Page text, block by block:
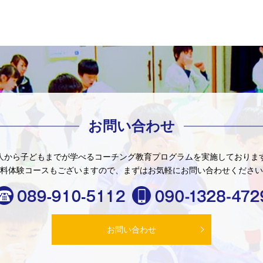
お問い合わせ
から子どもまでが学べるコーチング教育プログラムを実施しておりま
体験コースもございますので、
まずはお気軽にお問い合わせくださ
お問い合わせ